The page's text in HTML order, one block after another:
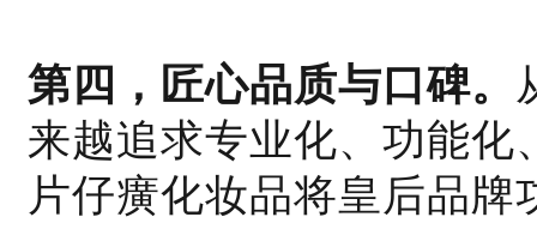
第四，匠心品质与口碑。
来越追求专业化、功能化
片仔癀化妆品将皇后品